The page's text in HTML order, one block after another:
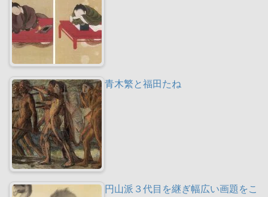
青木繁と福田たね
円山派３代目を継ぎ幅広い画題をこ